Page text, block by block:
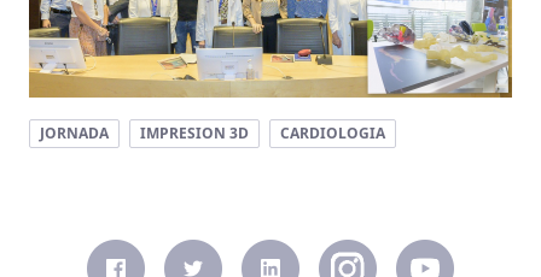
JORNADA IMPRESION 3D CARDIOLOGIA